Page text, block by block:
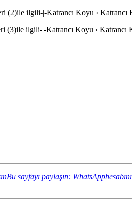
(2)ile ilgili-|-Katrancı Koyu › Katrancı
(3)ile ilgili-|-Katrancı Koyu › Katrancı
Bu sayfayı paylaşın: